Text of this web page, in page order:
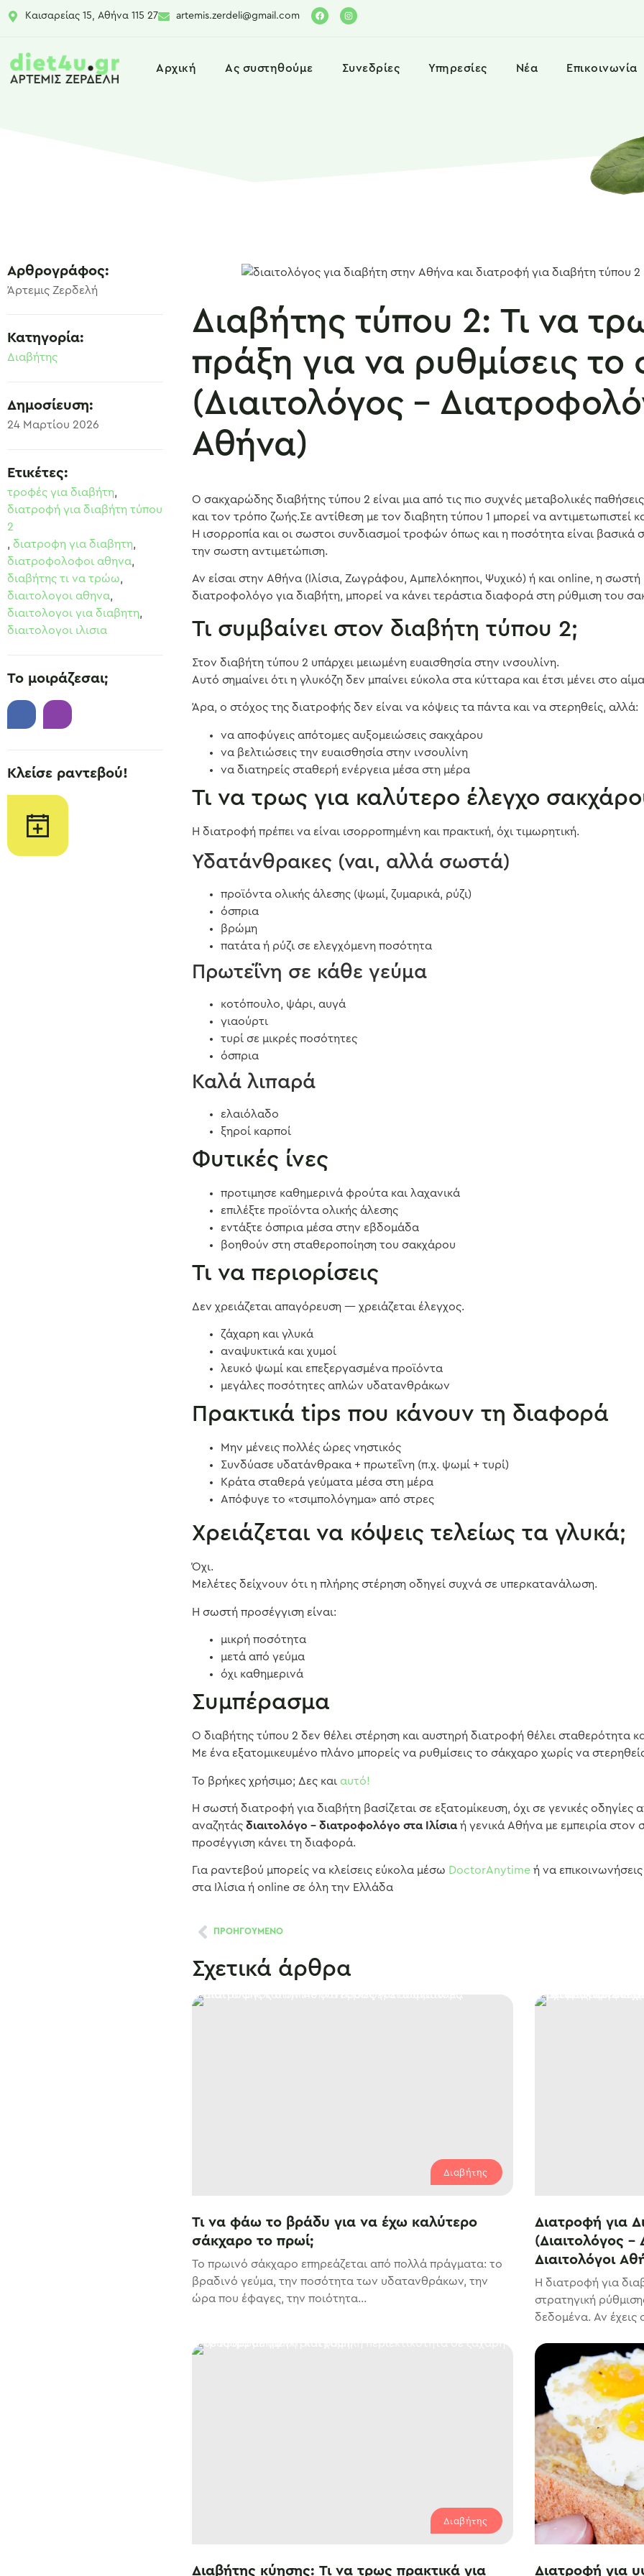
Καισαρείας 15, Αθήνα 115 27 artemis.zerdeli@gmail.com
Αρχική Ας συστηθούμε Συνεδρίες Υπηρεσίες Νέα Επικοινωνία
Αρθρογράφος:
Άρτεμις Ζερδελή
Κατηγορία:
Διαβήτης
Δημοσίευση:
24 Μαρτίου 2026
Ετικέτες:
τροφές για διαβήτη,
διατροφή για διαβήτη τύπου
2
, διατροφη για διαβητη,
διατροφολοφοι αθηνα,
διαβήτης τι να τρώω,
διαιτολογοι αθηνα,
διαιτολογοι για διαβητη,
διαιτολογοι ιλισια
Το μοιράζεσαι;
Κλείσε ραντεβού!
Διαβήτης τύπου 2: Τι να
πράξη για να ρυθμίσεις
(Διαιτολόγος –
Αθήνα)
Ο σακχαρώδης διαβήτης τύπου 2 είναι μια από τις πιο συχνές μεταβολικές
και τον τρόπο ζωής.Σε αντίθεση με τον διαβητη τύπου 1 μπορεί να αντιμετωπιστεί
Η ισορροπία και οι σωστοι συνδιασμοί τροφών όπως και η ποσότητα είναι βασικά
την σωστη αντιμετώπιση.
Αν είσαι στην Αθήνα (Ιλίσια, Ζωγράφου, Αμπελόκηποι, Ψυχικό) ή και online, η
διατροφολόγο για διαβήτη, μπορεί να κάνει τεράστια διαφορά στη ρύθμιση του
Τι συμβαίνει στον διαβήτη τύπου 2;
Στον διαβήτη τύπου 2 υπάρχει μειωμένη ευαισθησία στην ινσουλίνη.
Αυτό σημαίνει ότι η γλυκόζη δεν μπαίνει εύκολα στα κύτταρα και έτσι μένει στο
Άρα, ο στόχος της διατροφής δεν είναι να κόψεις τα πάντα και να στερηθείς, αλλά:
να αποφύγεις απότομες αυξομειώσεις σακχάρου
να βελτιώσεις την ευαισθησία στην ινσουλίνη
να διατηρείς σταθερή ενέργεια μέσα στη μέρα
Τι να τρως για καλύτερο έλεγχο
Η διατροφή πρέπει να είναι ισορροπημένη και πρακτική, όχι τιμωρητική.
Υδατάνθρακες (ναι, αλλά σωστά)
προϊόντα ολικής άλεσης (ψωμί, ζυμαρικά, ρύζι)
όσπρια
βρώμη
πατάτα ή ρύζι σε ελεγχόμενη ποσότητα
Πρωτεΐνη σε κάθε γεύμα
κοτόπουλο, ψάρι, αυγά
γιαούρτι
τυρί σε μικρές ποσότητες
όσπρια
Καλά λιπαρά
ελαιόλαδο
ξηροί καρποί
Φυτικές ίνες
προτιμησε καθημερινά φρούτα και λαχανικά
επιλέξτε προϊόντα ολικής άλεσης
εντάξτε όσπρια μέσα στην εβδομάδα
βοηθούν στη σταθεροποίηση του σακχάρου
Τι να περιορίσεις
Δεν χρειάζεται απαγόρευση — χρειάζεται έλεγχος.
ζάχαρη και γλυκά
αναψυκτικά και χυμοί
λευκό ψωμί και επεξεργασμένα προϊόντα
μεγάλες ποσότητες απλών υδατανθράκων
Πρακτικά tips που κάνουν τη διαφορά
Μην μένεις πολλές ώρες νηστικός
Συνδύασε υδατάνθρακα + πρωτεΐνη (π.χ. ψωμί + τυρί)
Κράτα σταθερά γεύματα μέσα στη μέρα
Απόφυγε το «τσιμπολόγημα» από στρες
Χρειάζεται να κόψεις τελείως τα γλυκά;
Όχι.
Μελέτες δείχνουν ότι η πλήρης στέρηση οδηγεί συχνά σε υπερκατανάλωση.
Η σωστή προσέγγιση είναι:
μικρή ποσότητα
μετά από γεύμα
όχι καθημερινά
Συμπέρασμα
Ο διαβήτης τύπου 2 δεν θέλει στέρηση και αυστηρή διατροφή θέλει σταθερότητα
Με ένα εξατομικευμένο πλάνο μπορείς να ρυθμίσεις το σάκχαρο χωρίς να
Το βρήκες χρήσιμο; Δες και αυτό!
Η σωστή διατροφή για διαβήτη βασίζεται σε εξατομίκευση, όχι σε γενικές οδηγίες
αναζητάςδιαιτολόγο – διατροφολόγο στα Ιλίσια ή γενικά Αθήνα με εμπειρία στον
προσέγγιση κάνει τη διαφορά.
Για ραντεβού μπορείς να κλείσεις εύκολα μέσω DoctorAnytime ή να
στα Ιλίσια ή online σε όλη την Ελλάδα
ΠΡΟΗΓΟΥΜΕΝΟ
Σχετικά άρθρα
Διαβήτης
Τι να φάω το βράδυ για να έχω καλύτερο
σάκχαρο το πρωί;
Το πρωινό σάκχαρο επηρεάζεται από πολλά πράγματα: το
βραδινό γεύμα, την ποσότητα των υδατανθράκων, την
ώρα που έφαγες, την ποιότητα...
Διατροφή για
(Διαιτολόγος –
Διαιτολόγοι
Η διατροφή για
στρατηγική
δεδομένα. Αν
Διαβήτης
Διαβήτης κύησης: Τι να τρως πρακτικά για Διατροφή για